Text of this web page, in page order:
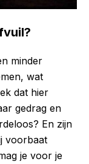
minder
wat
dat hier
gedrag en
En zijn
voorbaat
je voor je